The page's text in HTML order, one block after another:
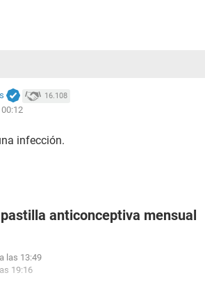
16.108
infección.
anticonceptiva mensual
las 13:49
19:16